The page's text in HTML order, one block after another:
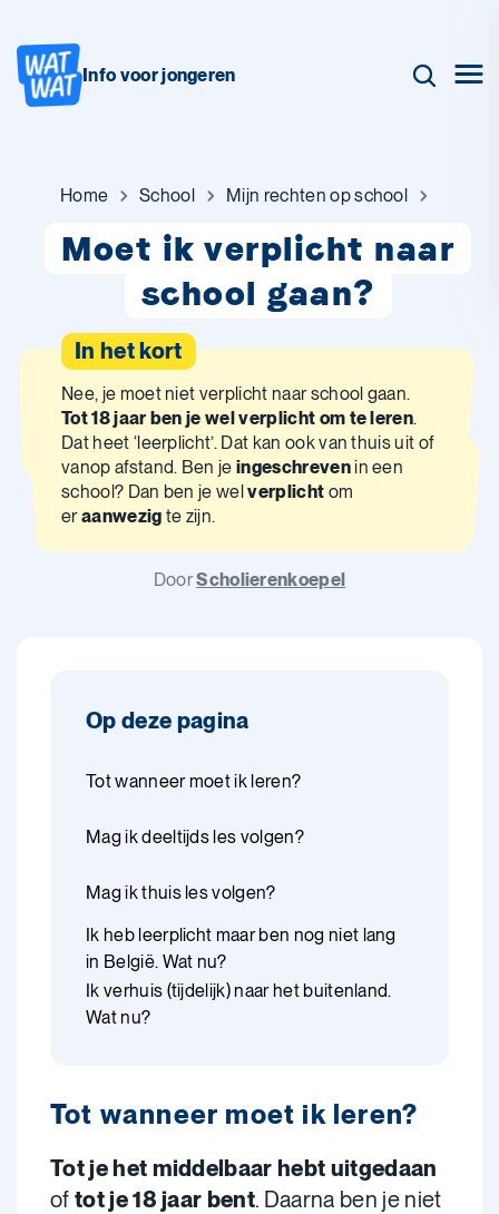
Info voor jongeren
Home School Mijn rechten op school
Moet ik verplicht naar
school gaan?
In het kort
Nee, je moet niet verplicht naar school gaan.
Tot 18 jaar ben je wel verplicht om te leren.
Dat heet ‘leerplicht’. Dat kan ook van thuis uit of
vanop afstand. Ben jeingeschrevenin een
school? Dan ben je welverplicht om
eraanwezig te zijn.
DoorScholierenkoepel
Op deze pagina
Tot wanneer moet ik leren?
Mag ik deeltijds les volgen?
Mag ik thuis les volgen?
Ik heb leerplicht maar ben nog niet lang
in België. Wat nu?
Ik verhuis (tijdelijk) naar het buitenland.
Wat nu?
Tot wanneer moet ik leren?
Tot je het middelbaar hebt uitgedaan
of tot je 18 jaar bent. Daarna ben je niet